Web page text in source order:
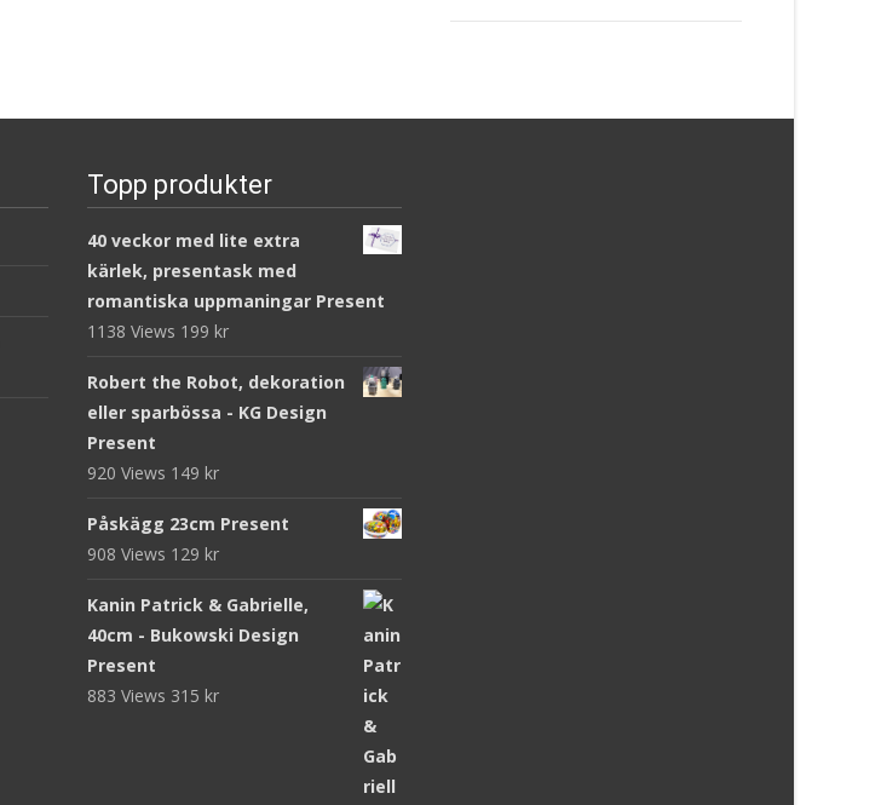
Topp produkter
40 veckor med lite extra
kärlek, presentask med
romantiska uppmaningar Present
1138 Views 199 kr
Robert the Robot, dekoration
eller sparbössa - KG Design
Present
920 Views 149 kr
Påskägg 23cm Present
908 Views 129 kr
Kanin Patrick & Gabrielle,
40cm - Bukowski Design
Present
883 Views 315 kr